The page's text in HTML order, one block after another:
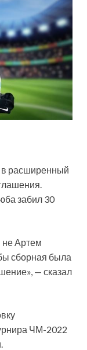
в расширенный
забил 30
не Артем
сборная была
— сказал
ЧМ-2022